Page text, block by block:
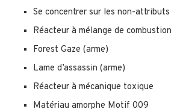
Se concentrer sur les non-attributs
Réacteur à mélange de combustion
Forest Gaze (arme)
Lame d’assassin (arme)
Réacteur à mécanique toxique
Matériau amorphe Motif 009